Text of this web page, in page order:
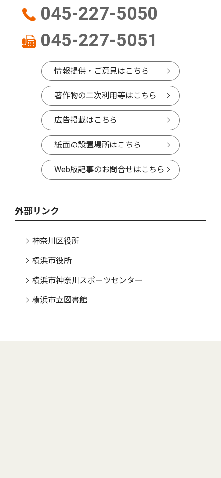
045-227-5050
045-227-5051
情報提供・ご意見はこちら
著作物の二次利用等はこちら
広告掲載はこちら
紙面の設置場所はこちら
Web版記事のお問合せはこちら
外部リンク
神奈川区役所
横浜市役所
横浜市神奈川スポーツセンター
横浜市立図書館